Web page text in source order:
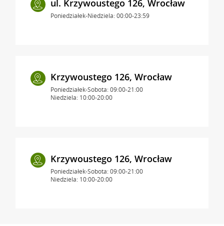
ul. Krzywoustego 126, Wrocław
Poniedziałek-Niedziela: 00:00-23:59
Krzywoustego 126, Wrocław
Poniedziałek-Sobota: 09:00-21:00
Niedziela: 10:00-20:00
Krzywoustego 126, Wrocław
Poniedziałek-Sobota: 09:00-21:00
Niedziela: 10:00-20:00